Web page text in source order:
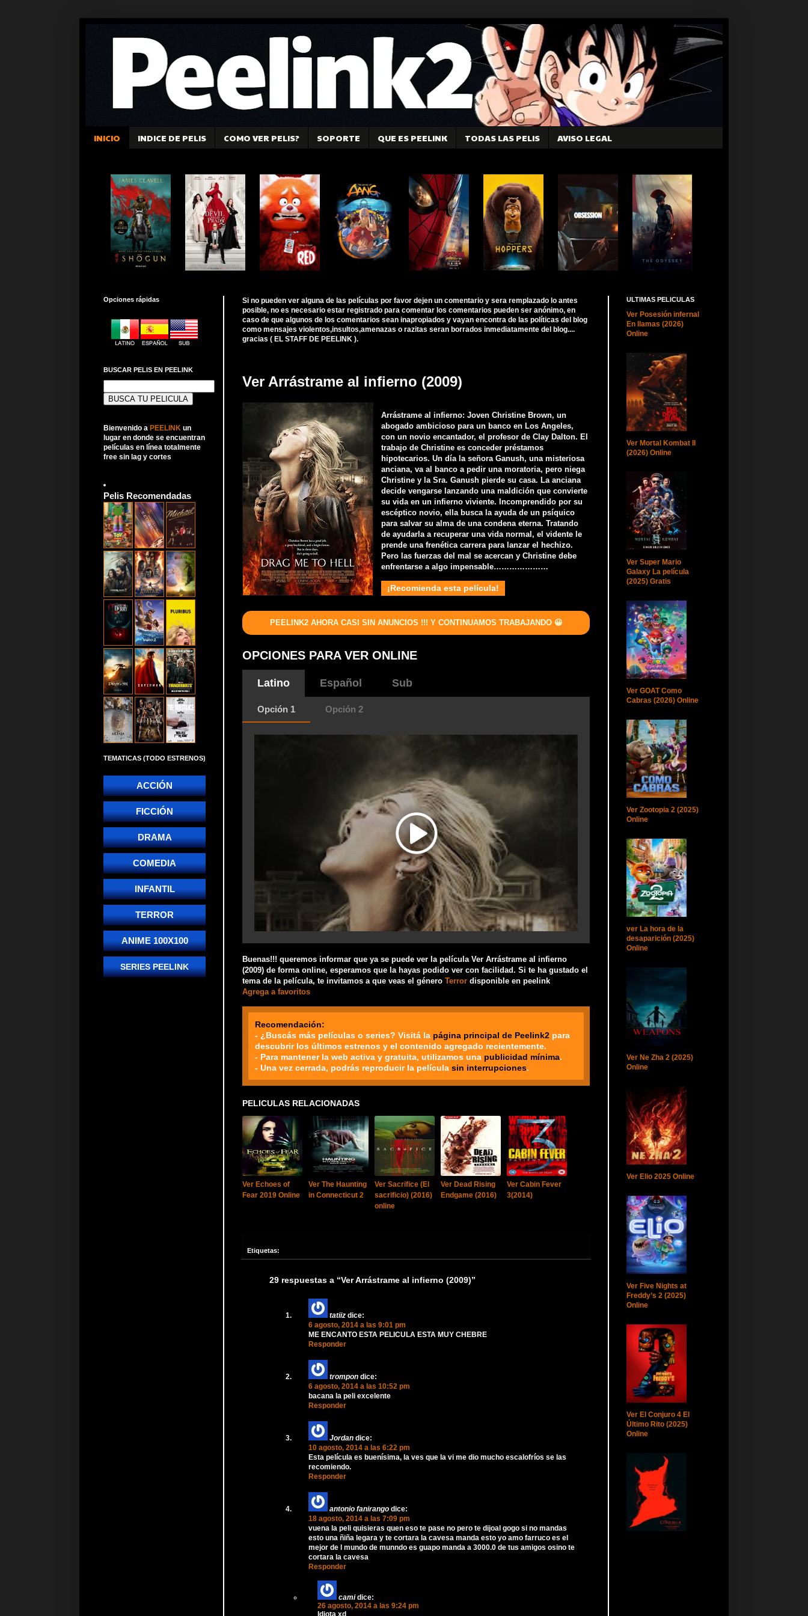
INICIO INDICE DE PELIS COMO VER PELIS? SOPORTE QUE ES PEELINK TODAS LAS PELIS AVISO LEGAL
Si no pueden ver alguna de las películas por favor dejen un comentario y sera remplazado lo antes
posible, no es necesario estar registrado para comentar los comentarios pueden ser anónimo, en
caso de que algunos de los comentarios sean inapropiados y vayan encontra de las políticas del blog
como mensajes violentos,insultos,amenazas o razitas seran borrados inmediatamente del blog....
gracias ( EL STAFF DE PEELINK ).
Ver Arrástrame al infierno (2009)
Arrástrame al infierno: Joven Christine Brown, un
abogado ambicioso para un banco en Los Angeles,
con un novio encantador, el profesor de Clay Dalton. El
trabajo de Christine es conceder préstamos
hipotecarios. Un día la señora Ganush, una misteriosa
anciana, va al banco a pedir una moratoria, pero niega
Christine y la Sra. Ganush pierde su casa. La anciana
decide vengarse lanzando una maldición que convierte
su vida en un infierno viviente. Incomprendido por su
escéptico novio, ella busca la ayuda de un psíquico
para salvar su alma de una condena eterna. Tratando
de ayudarla a recuperar una vida normal, el vidente le
prende una frenética carrera para lanzar el hechizo.
Pero las fuerzas del mal se acercan y Christine debe
enfrentarse a algo impensable…………………
¡Recomienda esta película!
PEELINK2 AHORA CASI SIN ANUNCIOS !!! Y CONTINUAMOS TRABAJANDO 😀
OPCIONES PARA VER ONLINE
Latino Español Sub
Opción 1 Opción 2
Buenas!!! queremos informar que ya se puede ver la película Ver Arrástrame al infierno
(2009) de forma online, esperamos que la hayas podido ver con facilidad. Si te ha gustado el
tema de la película, te invitamos a que veas el género Terror disponible en peelink
Agrega a favoritos
Recomendación:
- ¿Buscás más películas o series? Visitá la página principal de Peelink2 para
descubrir los últimos estrenos y el contenido agregado recientemente.
- Para mantener la web activa y gratuita, utilizamos una publicidad mínima.
- Una vez cerrada, podrás reproducir la película sin interrupciones.
PELICULAS RELACIONADAS
Ver Echoes of
Fear 2019 Online
Ver The Haunting
in Connecticut 2
Ver Sacrifice (El
sacrificio) (2016)
online
Ver Dead Rising
Endgame (2016)
Ver Cabin Fever
3(2014)
Etiquetas:
29 respuestas a “Ver Arrástrame al infierno (2009)”
tatiiz dice:
6 agosto, 2014 a las 9:01 pm
ME ENCANTO ESTA PELICULA ESTA MUY CHEBRE
Responder
trompon dice:
6 agosto, 2014 a las 10:52 pm
bacana la peli excelente
Responder
Jordan dice:
10 agosto, 2014 a las 6:22 pm
Esta película es buenísima, la ves que la vi me dio mucho escalofríos se las
recomiendo.
Responder
antonio fanirango dice:
18 agosto, 2014 a las 7:09 pm
vuena la peli quisieras quen eso te pase no pero te dijoal gogo si no mandas
esto una ñiña legara y te cortara la cavesa manda esto yo amo farruco es el
mejor de l mundo de munndo es guapo manda a 3000.0 de tus amigos osino te
cortara la cavesa
Responder
cami dice:
26 agosto, 2014 a las 9:24 pm
Opciones rápidas
BUSCAR PELIS EN PEELINK
Bienvenido a PEELINK un
lugar en donde se encuentran
películas en línea totalmente
free sin lag y cortes
Pelis Recomendadas
TEMATICAS (TODO ESTRENOS)
ACCIÓN
FICCIÓN
DRAMA
COMEDIA
INFANTIL
TERROR
ANIME 100X100
SERIES PEELINK
ULTIMAS PELICULAS
Ver Posesión infernal
En llamas (2026)
Online
Ver Mortal Kombat II
(2026) Online
Ver Super Mario
Galaxy La película
(2025) Gratis
Ver GOAT Como
Cabras (2026) Online
Ver Zootopia 2 (2025)
Online
ver La hora de la
desaparición (2025)
Online
Ver Ne Zha 2 (2025)
Online
Ver Elio 2025 Online
Ver Five Nights at
Freddy’s 2 (2025)
Online
Ver El Conjuro 4 El
Último Rito (2025)
Online